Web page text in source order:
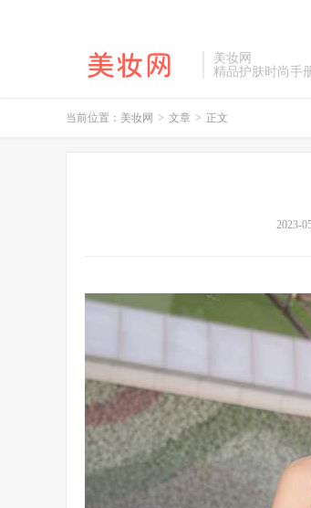
美妆网
精品护肤时尚手
当前位置： 美妆网 > 文章 > 正文
2023-